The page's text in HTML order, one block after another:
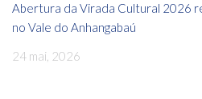
Abertura da Virada Cultural 2026
no Vale do Anhangabaú
24 mai, 2026